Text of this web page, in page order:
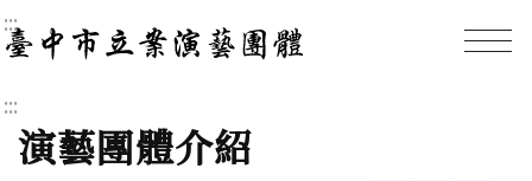
:::
臺中市立案演藝團體｜
:::
演藝團體介紹